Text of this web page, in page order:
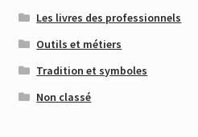
Les livres des professionnels
Outils et métiers
Tradition et symboles
Non classé